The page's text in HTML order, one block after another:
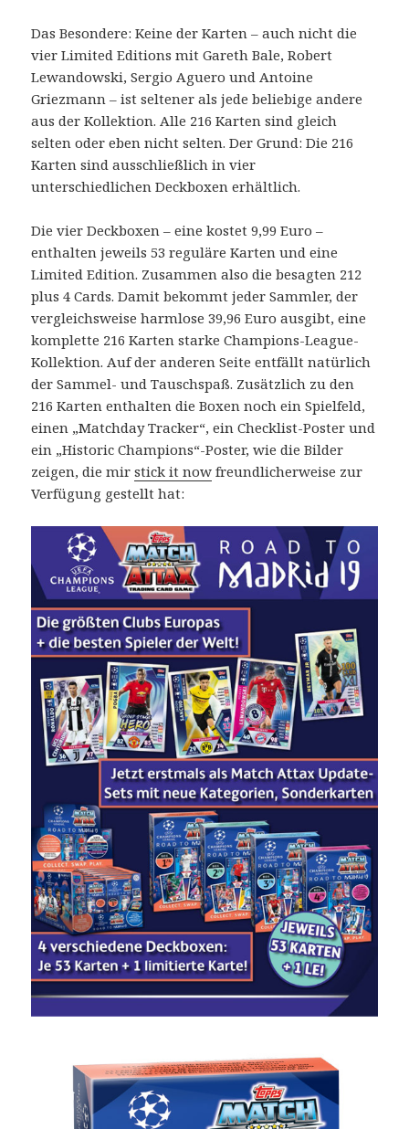
Das Besondere: Keine der Karten – auch nicht die
vier Limited Editions mit Gareth Bale, Robert
Lewandowski, Sergio Aguero und Antoine
Griezmann – ist seltener als jede beliebige andere
aus der Kollektion. Alle 216 Karten sind gleich
selten oder eben nicht selten. Der Grund: Die 216
Karten sind ausschließlich in vier
unterschiedlichen Deckboxen erhältlich.
Die vier Deckboxen – eine kostet 9,99 Euro –
enthalten jeweils 53 reguläre Karten und eine
Limited Edition. Zusammen also die besagten 212
plus 4 Cards. Damit bekommt jeder Sammler, der
vergleichsweise harmlose 39,96 Euro ausgibt, eine
komplette 216 Karten starke Champions-League-
Kollektion. Auf der anderen Seite entfällt natürlich
der Sammel- und Tauschspaß. Zusätzlich zu den
216 Karten enthalten die Boxen noch ein Spielfeld,
einen „Matchday Tracker“, ein Checklist-Poster und
ein „Historic Champions“-Poster, wie die Bilder
zeigen, die mirstick it now freundlicherweise zur
Verfügung gestellt hat: